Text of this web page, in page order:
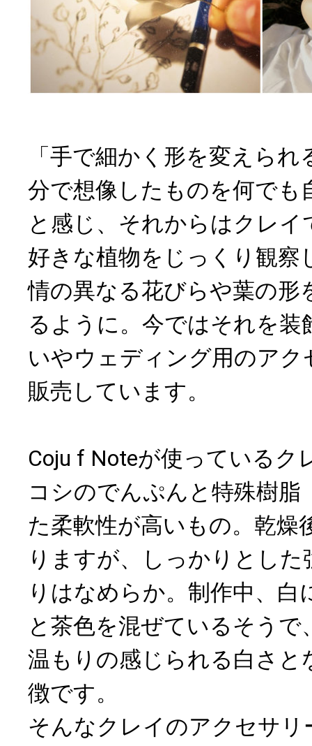
「手で細かく形を変えら
分で想像したものを何でも
と感じ、それからはクレイ
好きな植物をじっくり観察
情の異なる花びらや葉の形
るように。今ではそれを装
いやウェディング用のア
販売しています。
Coju f Noteが使っているク
コシのでんぷんと特殊樹脂
た柔軟性が高いもの。乾燥
りますが、しっかりとし
りはなめらか。制作中、白
と茶色を混ぜているそうで
温もりの感じられる白さと
徴です。
そんなクレイのアクセサリ